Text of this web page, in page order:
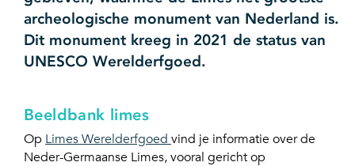
archeologische monument van Nederland is.
Dit monument kreeg in 2021 de status van
UNESCO Werelderfgoed.
Beeldbank limes
Op Limes Werelderfgoed vind je informatie over de
Neder-Germaanse Limes, vooral gericht op